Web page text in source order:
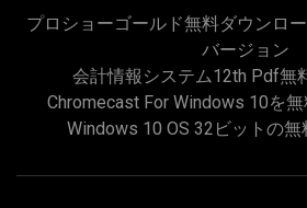
プロショーゴールド無料ダウンロ
バージョン
会計情報システム12th Pdf無
Chromecast For Windows 10を
Windows 10 OS 32ビットの